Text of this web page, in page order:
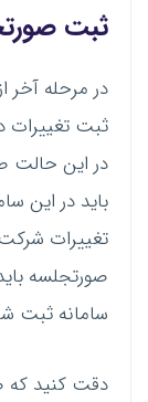
ثبت
در مرحله آخر
ثبت تغییرات
در این حالت
باید در این
تغییرات
صورتجلسه
سامانه ثبت
دقت کنید که